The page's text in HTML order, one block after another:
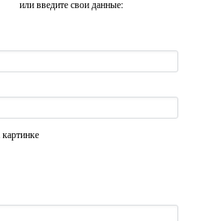
или введите свои данные: